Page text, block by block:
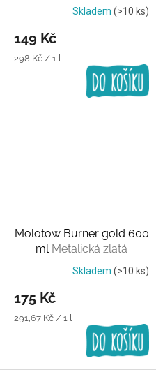
Skladem (>10 ks)
149 Kč
Měrná
298 Kč / 1 l
Molotow Burner gold 600
ml Metalická zlatá
Skladem (>10 ks)
175 Kč
Měrná
291,67 Kč / 1 l